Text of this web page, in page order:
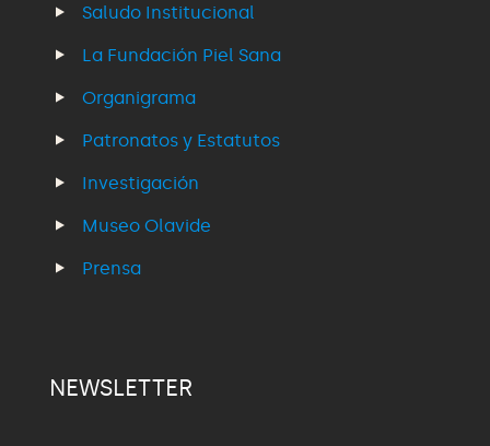
Saludo Institucional
La Fundación Piel Sana
Organigrama
Patronatos y Estatutos
Investigación
Museo Olavide
Prensa
NEWSLETTER